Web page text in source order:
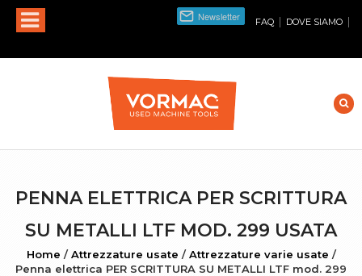
FAQ | DOVE SIAMO |
PENNA ELETTRICA PER SCRITTURA
SU METALLI LTF MOD. 299 USATA
Home / Attrezzature usate / Attrezzature varie usate /
Penna elettrica PER SCRITTURA SU METALLI LTF mod. 299